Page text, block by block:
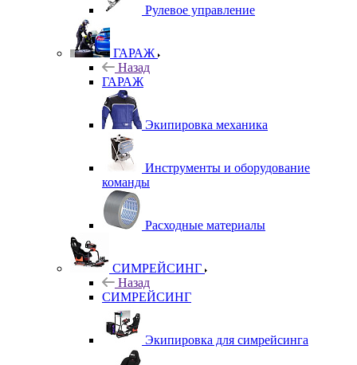
Рулевое управление
ГАРАЖ
Назад
ГАРАЖ
Экипировка механика
Инструменты и оборудование
команды
Расходные материалы
СИМРЕЙСИНГ
Назад
СИМРЕЙСИНГ
Экипировка для симрейсинга